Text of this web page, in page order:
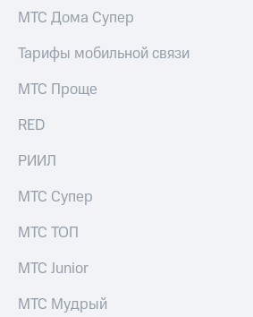
МТС Дома Супер
Тарифы мобильной связи
МТС Проще
RED
РИИЛ
МТС Супер
МТС ТОП
МТС Junior
МТС Мудрый